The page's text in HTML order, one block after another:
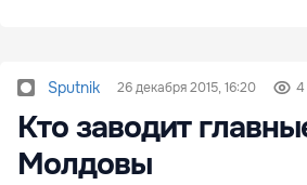
Sputnik 26 декабря 2015, 16:20 4
Кто заводит
Молдовы